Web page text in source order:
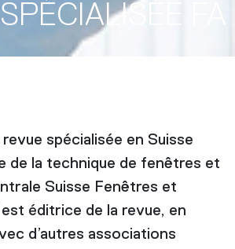
FA
spécialisée en Suisse
de la technique de fenêtres et
Suisse Fenêtres et
est éditrice de la revue, en
d’autres associations